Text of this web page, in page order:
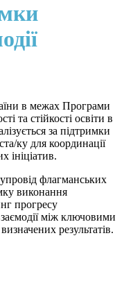
в межах Програми
та стійкості освіти в
за підтримки
ку для координації
ініціатив.
флагманських
виконання
прогресу
між ключовими
результатів.